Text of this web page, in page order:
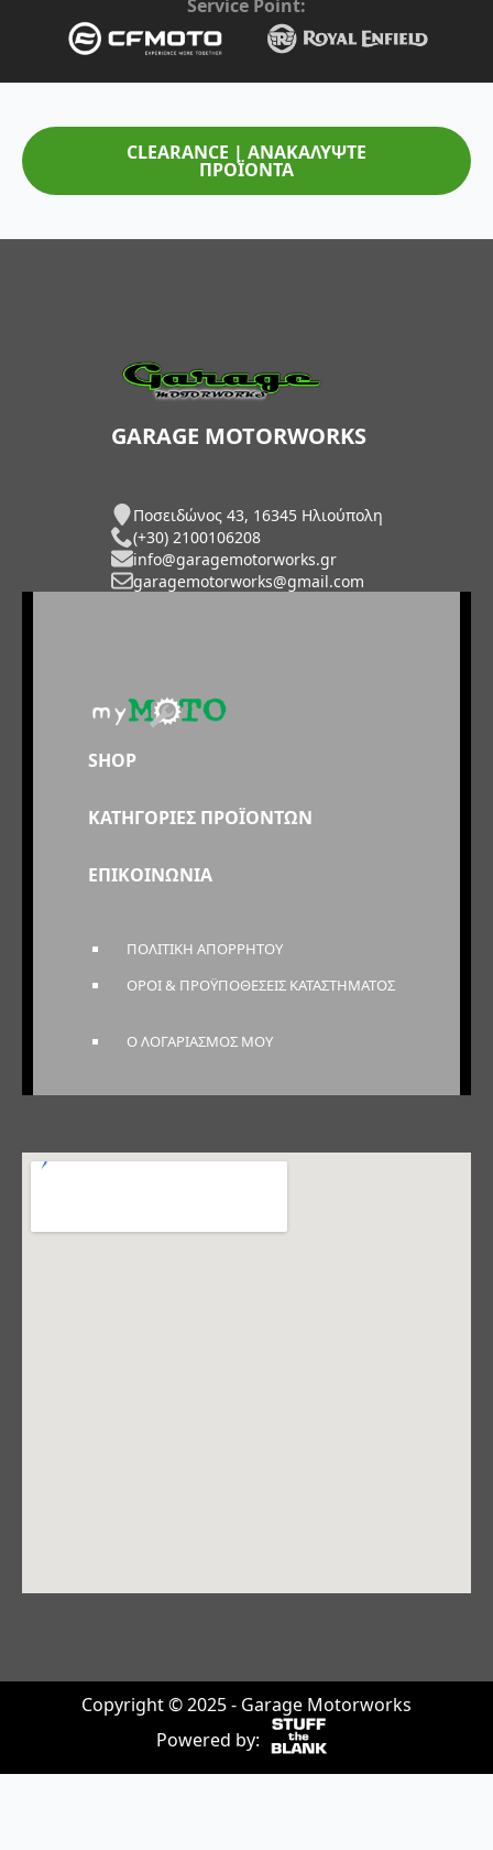
Service Point:
CLEARANCE | ΑΝΑΚΑΛΥΨΤΕ
ΠΡΟΪΟΝΤΑ
GARAGE MOTORWORKS
Ποσειδώνος 43, 16345 Ηλιούπολη
(+30) 2100106208
info@garagemotorworks.gr
garagemotorworks@gmail.com
SHOP
ΚΑΤΗΓΟΡΙΕΣ ΠΡΟΪΟΝΤΩΝ
ΕΠΙΚΟΙΝΩΝΙΑ
ΠΟΛΙΤΙΚΗ ΑΠΟΡΡΗΤΟΥ
ΟΡΟΙ & ΠΡΟΫΠΟΘΕΣΕΙΣ ΚΑΤΑΣΤΗΜΑΤΟΣ
Ο ΛΟΓΑΡΙΑΣΜΟΣ ΜΟΥ
Copyright © 2025 - Garage Motorworks
Powered by: